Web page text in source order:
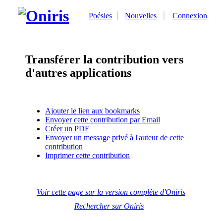
Poésies Nouvelles Connexion
Transférer la contribution vers
d'autres applications
Ajouter le lien aux bookmarks
Envoyer cette contribution par Email
Créer un PDF
Envoyer un message privé à l'auteur de cette
contribution
Imprimer cette contribution
Voir cette page sur la version complète d'Oniris
Rechercher sur Oniris